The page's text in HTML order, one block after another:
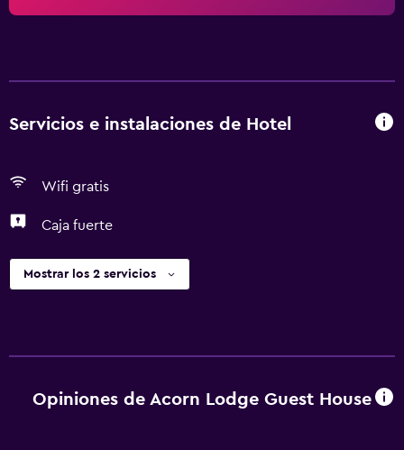
Servicios e instalaciones de Hotel
Wifi gratis
Caja fuerte
Mostrar los 2 servicios
Opiniones de Acorn Lodge Guest House